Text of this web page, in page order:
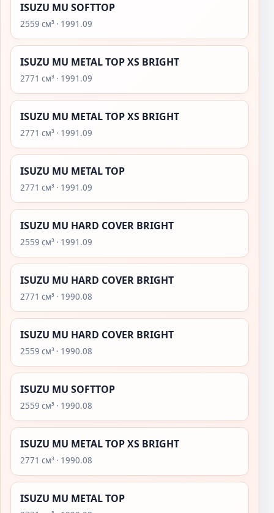
ISUZU MU SOFTTOP
2559 см³ · 1991.09
ISUZU MU METAL TOP XS BRIGHT
2771 см³ · 1991.09
ISUZU MU METAL TOP XS BRIGHT
2771 см³ · 1991.09
ISUZU MU METAL TOP
2771 см³ · 1991.09
ISUZU MU HARD COVER BRIGHT
2559 см³ · 1991.09
ISUZU MU HARD COVER BRIGHT
2771 см³ · 1990.08
ISUZU MU HARD COVER BRIGHT
2559 см³ · 1990.08
ISUZU MU SOFTTOP
2559 см³ · 1990.08
ISUZU MU METAL TOP XS BRIGHT
2771 см³ · 1990.08
ISUZU MU METAL TOP